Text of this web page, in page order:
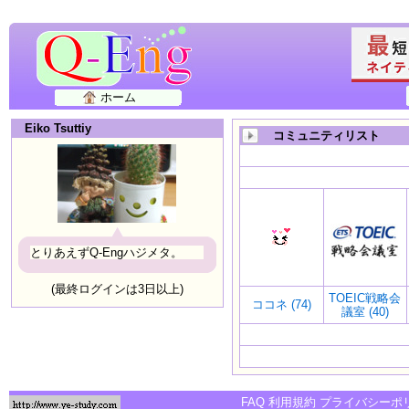
ホーム
Eiko Tsuttiy
とりあえずQ-Engハジメタ。
(最終ログインは3日以上)
コミュニティリスト
ココネ (74)
TOEIC戦略会
議室 (40)
FAQ 利用規約 プライバシーポ